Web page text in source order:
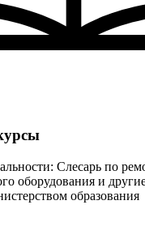
Слесарь по
оборудования и
образования